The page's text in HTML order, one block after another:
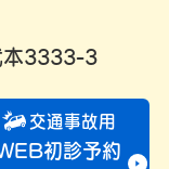
本3333-3
交通事故用
初診予約